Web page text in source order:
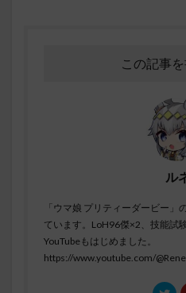
この記事
ル
「ウマ娘 プリティーダービー
ています。LoH96傑×2、技能試
YouTubeもはじめました。
https://www.youtube.com/